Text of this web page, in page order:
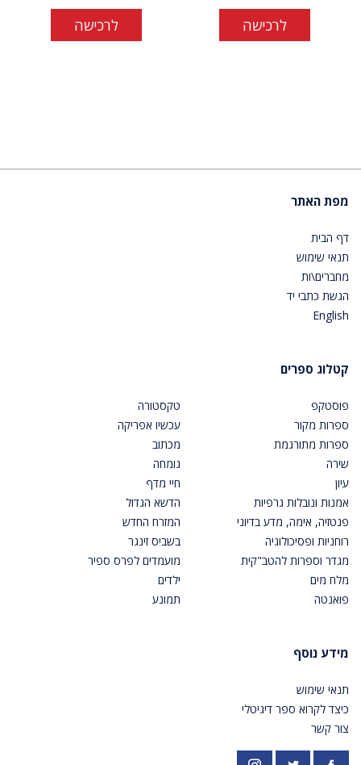
לרכישה לרכישה
מפת האתר
דף הבית
תנאי שימוש
מחברים\ות
הגשת כתבי יד
English
קטלוג ספרים
פוסטקפ
ספרות מקור
ספרות מתורגמת
שירה
עיון
אמנות ונובלות גרפיות
פנטזיה, אימה, מדע בדיוני
רוחניות ופסיכולוגיה
מגדר וספרות להטב"קית
מלח מים
פואנטה
טקסטורה
עכשיו אפריקה
מכתוב
גומחה
חיי מדף
הדשא הגדול
המזרח החדש
בשביס זינגר
מועמדים לפרס ספיר
ילדים
תמונע
מידע נוסף
תנאי שימוש
כיצד לקרוא ספר דיגיטלי
צור קשר